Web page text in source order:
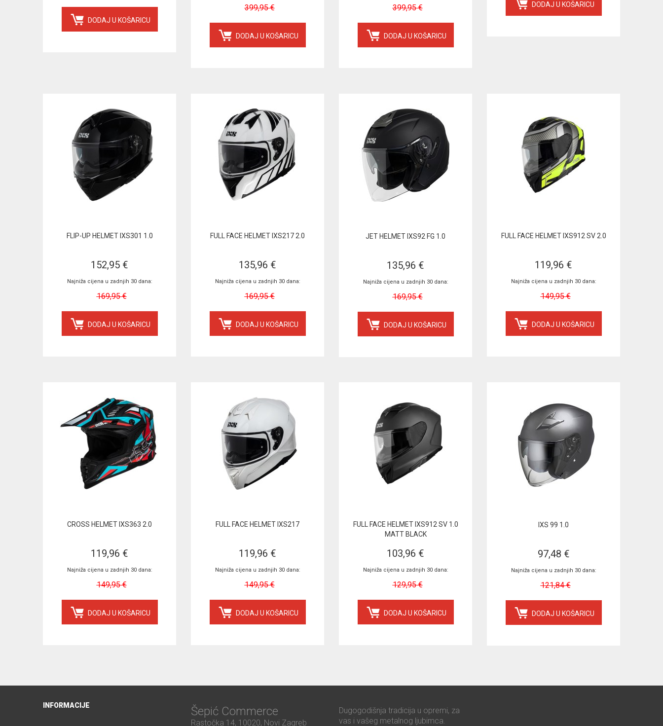
DODAJ U KOŠARICU
399,95 €
DODAJ U KOŠARICU
399,95 €
DODAJ U KOŠARICU
DODAJ U KOŠARICU
FLIP-UP HELMET IXS301 1.0
152,95 €
Najniža cijena u zadnjih 30 dana:
169,95 €
DODAJ U KOŠARICU
FULL FACE HELMET IXS217 2.0
135,96 €
Najniža cijena u zadnjih 30 dana:
169,95 €
DODAJ U KOŠARICU
JET HELMET IXS92 FG 1.0
135,96 €
Najniža cijena u zadnjih 30 dana:
169,95 €
DODAJ U KOŠARICU
FULL FACE HELMET IXS912 SV 2.0
119,96 €
Najniža cijena u zadnjih 30 dana:
149,95 €
DODAJ U KOŠARICU
CROSS HELMET IXS363 2.0
119,96 €
Najniža cijena u zadnjih 30 dana:
149,95 €
DODAJ U KOŠARICU
FULL FACE HELMET IXS217
119,96 €
Najniža cijena u zadnjih 30 dana:
149,95 €
DODAJ U KOŠARICU
FULL FACE HELMET IXS912 SV 1.0
MATT BLACK
103,96 €
Najniža cijena u zadnjih 30 dana:
129,95 €
DODAJ U KOŠARICU
IXS 99 1.0
97,48 €
Najniža cijena u zadnjih 30 dana:
121,84 €
DODAJ U KOŠARICU
INFORMACIJE Šepić Commerce
Rastočka 14, 10020, Novi Zagreb
Dugogodišnja tradicija u opremi, za
vas i vašeg metalnog ljubimca.